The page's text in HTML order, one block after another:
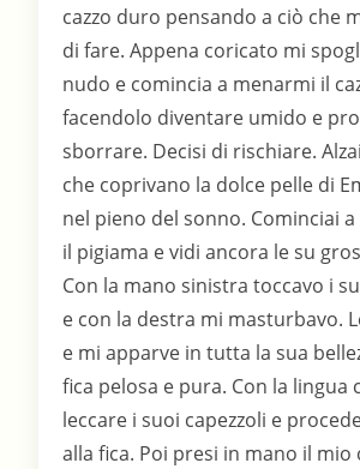
cazzo duro pensando a ciò che
di fare. Appena coricato mi
nudo e comincia a menarmi il
facendolo diventare umido e
sborrare. Decisi di rischiare.
che coprivano la dolce pelle di
nel pieno del sonno. Cominciai
il pigiama e vidi ancora le su
Con la mano sinistra toccavo i
e con la destra mi masturbavo.
e mi apparve in tutta la sua
fica pelosa e pura. Con la lingua
leccare i suoi capezzoli e
alla fica. Poi presi in mano il mio